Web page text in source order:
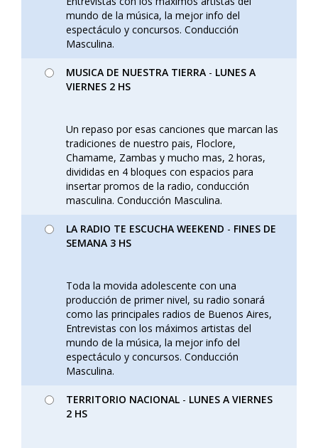
mundo de la música, la mejor info del
espectáculo y concursos. Conducción
Masculina.
MUSICA DE NUESTRA TIERRA - LUNES A
VIERNES 2 HS
Un repaso por esas canciones que marcan las
tradiciones de nuestro pais, Floclore,
Chamame, Zambas y mucho mas, 2 horas,
divididas en 4 bloques con espacios para
insertar promos de la radio, conducción
masculina. Conducción Masculina.
LA RADIO TE ESCUCHA WEEKEND - FINES DE
SEMANA 3 HS
Toda la movida adolescente con una
producción de primer nivel, su radio sonará
como las principales radios de Buenos Aires,
Entrevistas con los máximos artistas del
mundo de la música, la mejor info del
espectáculo y concursos. Conducción
Masculina.
TERRITORIO NACIONAL - LUNES A VIERNES
2 HS